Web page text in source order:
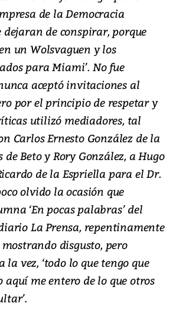
de la Democracia
dejaran de conspirar, porque
un Wolsvaguen y los
para Miami’. No fue
aceptó invitaciones al
por el principio de respetar y
utilizó mediadores, tal
Carlos Ernesto González de la
Beto y Rory González, a Hugo
de la Espriella para el Dr.
olvido la ocasión que
‘En pocas palabras’ del
La Prensa, repentinamente
disgusto, pero
vez, ‘todo lo que tengo que
me entero de lo que otros